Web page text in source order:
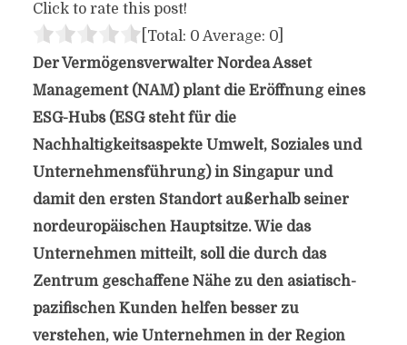
Click to rate this post!
[Total: 0 Average: 0]
Der Vermögensverwalter Nordea Asset
Management (NAM) plant die Eröffnung eines
ESG-Hubs (ESG steht für die
Nachhaltigkeitsaspekte Umwelt, Soziales und
Unternehmensführung) in Singapur und
damit den ersten Standort außerhalb seiner
nordeuropäischen Hauptsitze. Wie das
Unternehmen mitteilt, soll die durch das
Zentrum geschaffene Nähe zu den asiatisch-
pazifischen Kunden helfen besser zu
verstehen, wie Unternehmen in der Region